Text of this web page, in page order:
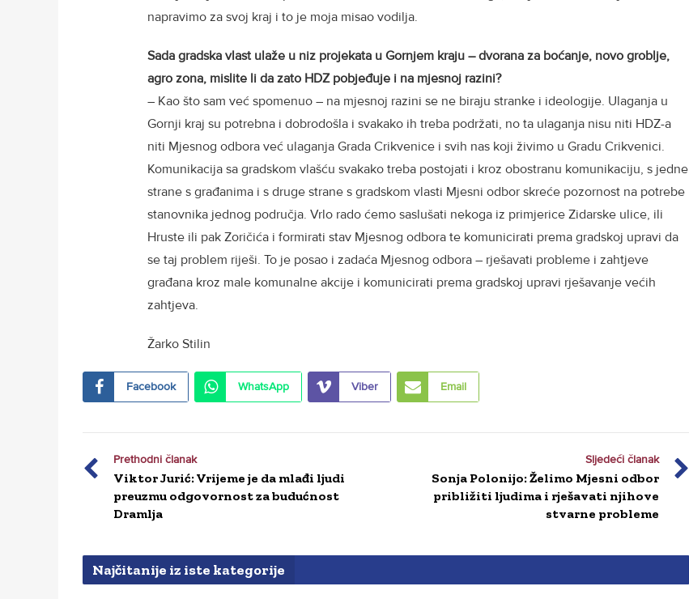
napravimo za svoj kraj i to je moja misao vodilja.
Sada gradska vlast ulaže u niz projekata u Gornjem kraju – dvorana za boćanje, novo groblje,
agro zona, mislite li da zato HDZ pobjeđuje i na mjesnoj razini?
– Kao što sam već spomenuo – na mjesnoj razini se ne biraju stranke i ideologije. Ulaganja u
Gornji kraj su potrebna i dobrodošla i svakako ih treba podržati, no ta ulaganja nisu niti HDZ-a
niti Mjesnog odbora već ulaganja Grada Crikvenice i svih nas koji živimo u Gradu Crikvenici.
Komunikacija sa gradskom vlašću svakako treba postojati i kroz obostranu komunikaciju, s jedne
strane s građanima i s druge strane s gradskom vlasti Mjesni odbor skreće pozornost na potrebe
stanovnika jednog područja. Vrlo rado ćemo saslušati nekoga iz primjerice Zidarske ulice, ili
Hruste ili pak Zoričića i formirati stav Mjesnog odbora te komunicirati prema gradskoj upravi da
se taj problem riješi. To je posao i zadaća Mjesnog odbora – rješavati probleme i zahtjeve
građana kroz male komunalne akcije i komunicirati prema gradskoj upravi rješavanje većih
zahtjeva.
Žarko Stilin
Facebook WhatsApp Viber Email
Prethodni članak
Viktor Jurić: Vrijeme je da mlađi ljudi
preuzmu odgovornost za budućnost
Dramlja
Sljedeći članak
Sonja Polonijo: Želimo Mjesni odbor
približiti ljudima i rješavati njihove
stvarne probleme
Najčitanije iz iste kategorije